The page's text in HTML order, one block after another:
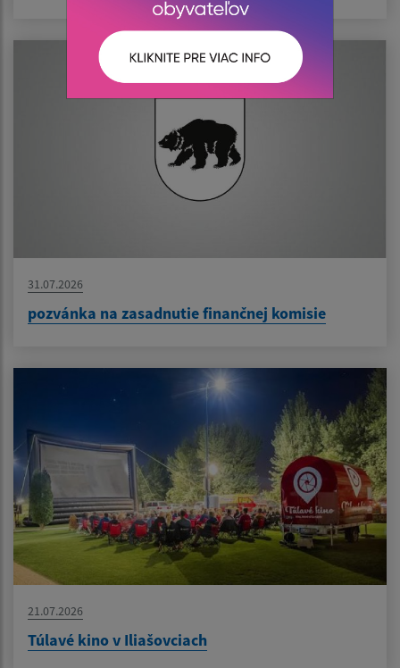
31.07.2026
pozvánka na zasadnutie finančnej komisie
21.07.2026
Túlavé kino v Iliašovciach